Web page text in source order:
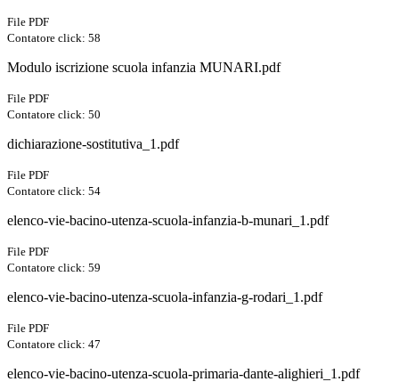
File PDF
Contatore click: 58
Modulo iscrizione scuola infanzia MUNARI.pdf
File PDF
Contatore click: 50
dichiarazione-sostitutiva_1.pdf
File PDF
Contatore click: 54
elenco-vie-bacino-utenza-scuola-infanzia-b-munari_1.pdf
File PDF
Contatore click: 59
elenco-vie-bacino-utenza-scuola-infanzia-g-rodari_1.pdf
File PDF
Contatore click: 47
elenco-vie-bacino-utenza-scuola-primaria-dante-alighieri_1.pdf